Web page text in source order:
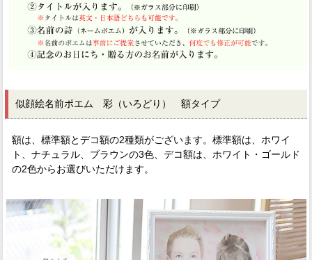
似顔絵名前ポエム 彩（いろどり） 額タイプ
額は、標準額とデコ額の2種類がございます。標準額は、ホワイ
ト、ナチュラル、ブラウンの3色、デコ額は、ホワイト・ゴールド
の2色からお選びいただけます。